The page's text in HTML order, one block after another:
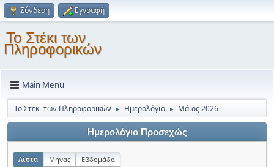
Σύνδεση Εγγραφή
Το Στέκι των
Πληροφορικών
Main Menu
Το Στέκι των Πληροφορικών ► Ημερολόγιο ► Μάιος 2026
Ημερολόγιο Προσεχώς
Λίστα Μήνας Εβδομάδα